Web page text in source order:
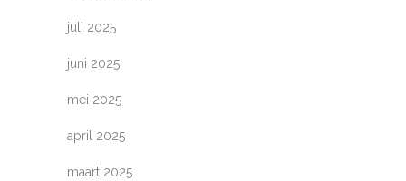
juli 2025
juni 2025
mei 2025
april 2025
maart 2025